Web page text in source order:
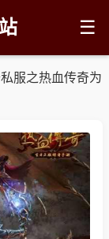
☰
服之热血传奇为